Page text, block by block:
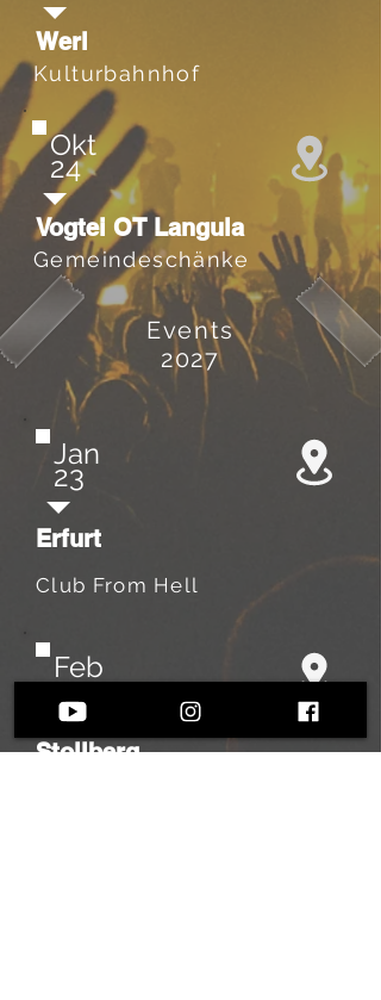
Werl
Kulturbahnhof
Okt
24
Vogtei OT Langula
Gemeindeschänke
Events
2027
Jan
23
Erfurt
Club From Hell
Feb
13
Stollberg